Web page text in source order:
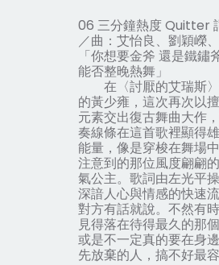
06 三分鐘熱度 Quitter
／曲：艾怡良、劉穎嶸
「你想要金斧 還是鐵鏽
能否整晚熱舞」
在〈討厭的艾瑞斯〉
的黃少雍，這次再次以
元素交出復古舞曲大作
奏線條在這首歌裡顯得
能量，像是穿梭在舞場
注意到的那位風度翩翩
氣公主。歌詞由左光平
深諳人心與情感的快速
對方有話就說。不然有
見得落在待得最久的那
或是不一定真的要在身
先放棄的人，搞不好最容